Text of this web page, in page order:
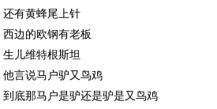
还有黄蜂尾上针
西边的欧钢有老板
生儿维特根斯坦
他言说马户驴又鸟鸡
到底那马户是驴还是驴是又鸟鸡